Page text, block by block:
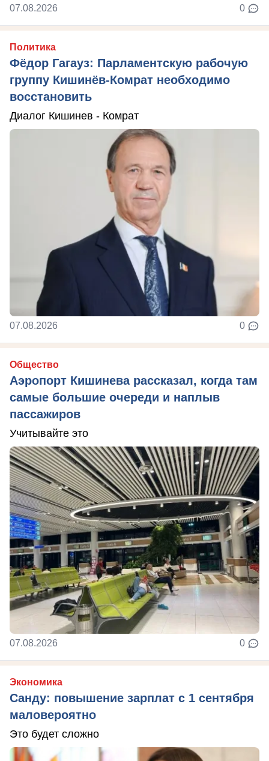
07.08.2026 0
Политика
Фёдор Гагауз: Парламентскую рабочую
группу Кишинёв-Комрат необходимо
восстановить
Диалог Кишинев - Комрат
07.08.2026 0
Общество
Аэропорт Кишинева рассказал, когда там
самые большие очереди и наплыв
пассажиров
Учитывайте это
07.08.2026 0
Экономика
Санду: повышение зарплат с 1 сентября
маловероятно
Это будет сложно